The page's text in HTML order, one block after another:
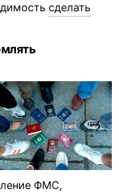
сделать
ФМС,